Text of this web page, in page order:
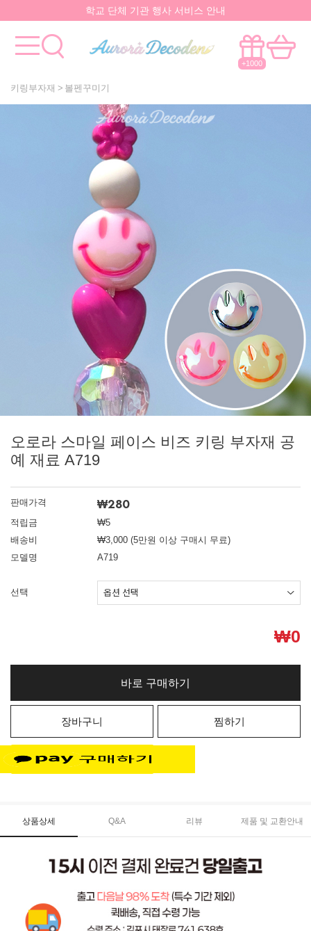
학교 단체 기관 행사 서비스 안내
모든걸 한곳에서!국내유일 원스톱 제작서비스
+1000
키링부자재 볼펜꾸미기
오로라 스마일 페이스 비즈 키링 부자재 공
예 재료 A719
판매가격 ₩280
적립금
₩5
배송비
₩3,000 (5만원 이상 구매시 무료)
모델명
A719
선택
₩0
바로 구매하기
장바구니 찜하기
상품상세 Q&A 리뷰 제품 및 교환안내